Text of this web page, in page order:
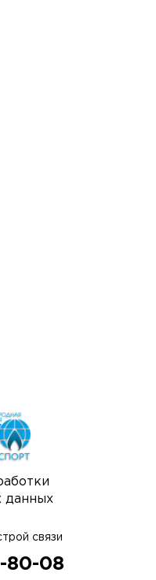
данных
связи
80-08